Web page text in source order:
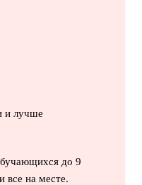
и лучше
до 9
все на месте.